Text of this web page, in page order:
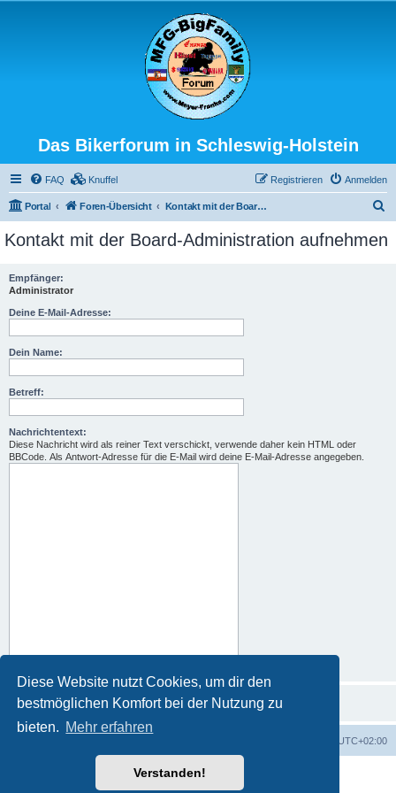
Diese Website nutzt Cookies, um dir den
bestmöglichen Komfort bei der Nutzung zu
bieten. Mehr erfahren
Verstanden!
Das Bikerforum in Schleswig-Holstein
FAQ Knuffel Anmelden
Registrieren
Portal Foren-Übersicht Kontakt mit der Board-Administration aufnehmen
c
Kontakt mit der Board-Administration aufnehmen
Empfänger:
Administrator
Deine E-Mail-Adresse:
Dein Name:
Betreff:
Nachrichtentext:
Diese Nachricht wird als reiner Text verschickt, verwende daher kein HTML oder
BBCode. Als Antwort-Adresse für die E-Mail wird deine E-Mail-Adresse angegeben.
UTC+02:00
Powered byphpBB® Forum Software © phpBB Limited
phpBB.de